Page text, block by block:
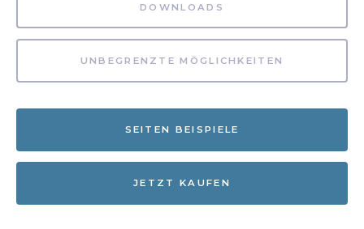
DOWNLOADS
UNBEGRENZTE MÖGLICHKEITEN
SEITEN BEISPIELE
JETZT KAUFEN